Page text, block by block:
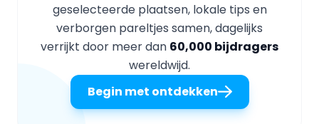
geselecteerde plaatsen, lokale tips en
verborgen pareltjes samen, dagelijks
verrijkt door meer dan 60,000 bijdragers
wereldwijd.
Begin met ontdekken